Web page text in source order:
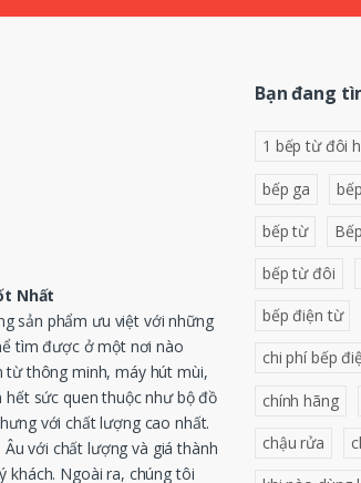
Nhất
sản phẩm ưu việt với những
tìm được ở một nơi nào
từ thông minh, máy hút mùi,
sức quen thuộc như bộ đồ
với chất lượng cao nhất.
với chất lượng và giá thành
khách. Ngoài ra, chúng tôi
Bạn đang
1 bếp từ đôi
bếp ga
bếp từ
bếp từ đôi
bếp điện từ
chi phí bếp
chính hãng
chậu rửa